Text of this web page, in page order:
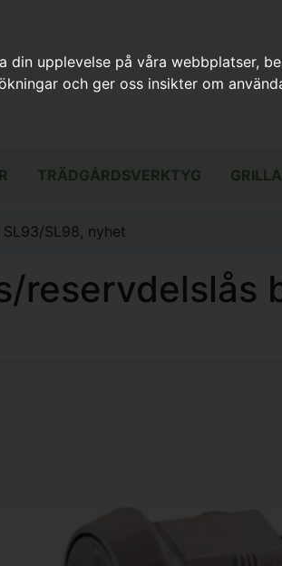
TRÄDGÅRDSVERKTYG
SL98, nyhet
reservdelslås
upplevelse på våra webbplatser,
och ger oss insikter om